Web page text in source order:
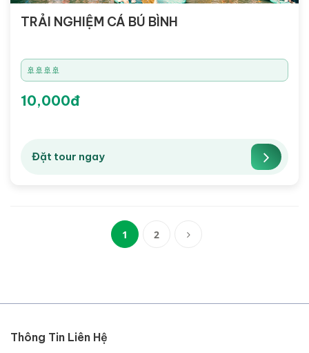
TRẢI NGHIỆM CÁ BÚ BÌNH
🚢🚢🚢🚢
10,000đ
Đặt tour ngay
1(current)
2
Thông Tin Liên Hệ